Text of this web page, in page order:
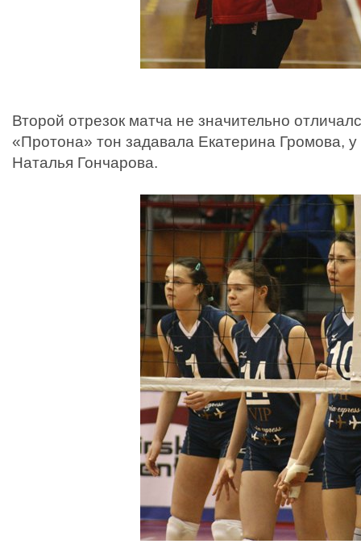
Второй отрезок матча не значительно
«Протона» тон задавала Екатерина Громова,
Наталья Гончарова.